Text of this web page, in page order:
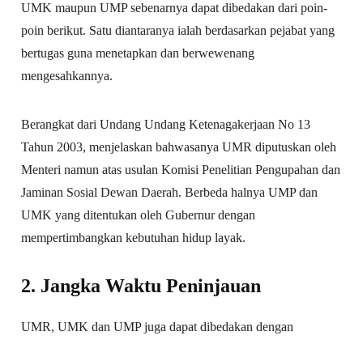
UMK maupun UMP sebenarnya dapat dibedakan dari poin-
poin berikut. Satu diantaranya ialah berdasarkan pejabat yang
bertugas guna menetapkan dan berwewenang
mengesahkannya.
Berangkat dari Undang Undang Ketenagakerjaan No 13
Tahun 2003, menjelaskan bahwasanya UMR diputuskan oleh
Menteri namun atas usulan Komisi Penelitian Pengupahan dan
Jaminan Sosial Dewan Daerah. Berbeda halnya UMP dan
UMK yang ditentukan oleh Gubernur dengan
mempertimbangkan kebutuhan hidup layak.
2. Jangka Waktu Peninjauan
UMR, UMK dan UMP juga dapat dibedakan dengan